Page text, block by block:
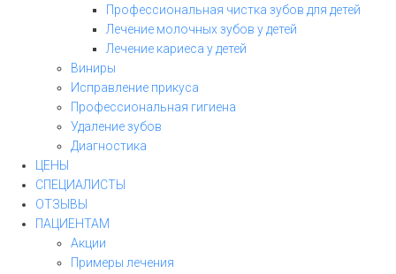
Профессиональная чистка зубов для детей
Лечение молочных зубов у детей
Лечение кариеса у детей
Виниры
Исправление прикуса
Профессиональная гигиена
Удаление зубов
Диагностика
ЦЕНЫ
СПЕЦИАЛИСТЫ
ОТЗЫВЫ
ПАЦИЕНТАМ
Акции
Примеры лечения